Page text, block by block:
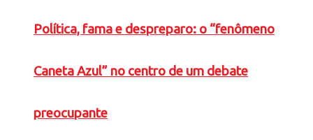
Política, fama e despreparo: o “fenômeno
Caneta Azul” no centro de um debate
preocupante